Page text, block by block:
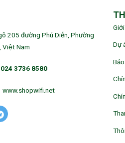
205 đường Phú Diễn, Phường
Việt Nam
024 3736 8580
www.shopwifi.net
Dự